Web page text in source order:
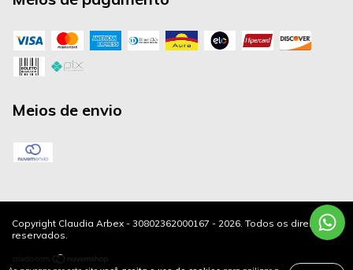
Meios de envio
Copyright Claudia Arbex - 30802362000167 - 2026. Todos os direitos
reservados.